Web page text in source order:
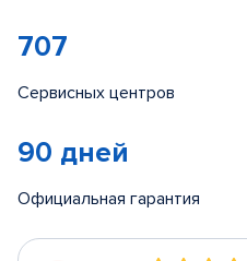
707
Сервисных центров
90 дней
Официальная гарантия